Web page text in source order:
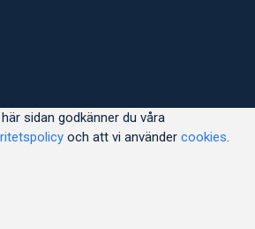
sidan godkänner du våra
och att vi använder cookies.